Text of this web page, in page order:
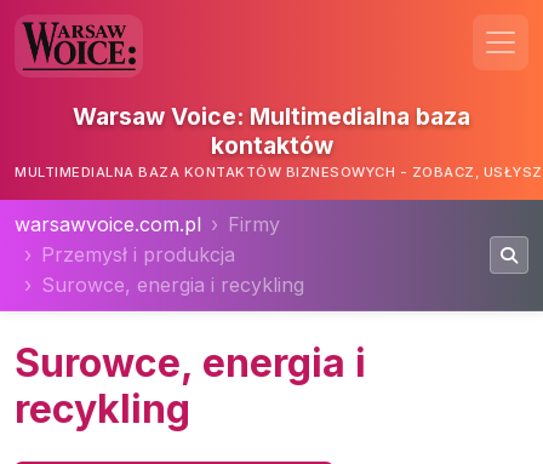
Warsaw Voice: Multimedialna baza
kontaktów
MULTIMEDIALNA BAZA KONTAKTÓW BIZNESOWYCH - ZOBACZ,
warsawvoice.com.pl
Firmy
Przemysł i produkcja
Surowce, energia i recykling
Surowce, energia i
recykling